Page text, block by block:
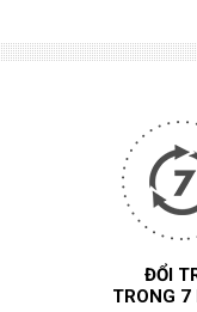
ĐỔI
TRONG 7